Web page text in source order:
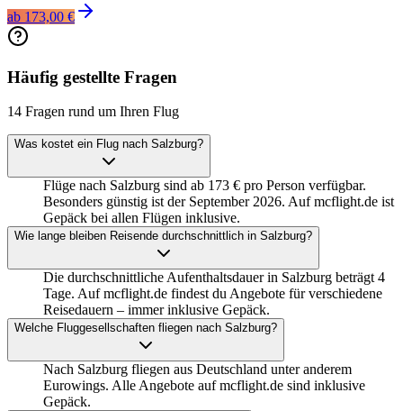
ab 173,00 €
Häufig gestellte Fragen
14 Fragen rund um Ihren Flug
Was kostet ein Flug nach Salzburg?
Flüge nach Salzburg sind ab 173 € pro Person verfügbar.
Besonders günstig ist der September 2026. Auf mcflight.de ist
Gepäck bei allen Flügen inklusive.
Wie lange bleiben Reisende durchschnittlich in Salzburg?
Die durchschnittliche Aufenthaltsdauer in Salzburg beträgt 4
Tage. Auf mcflight.de findest du Angebote für verschiedene
Reisedauern – immer inklusive Gepäck.
Welche Fluggesellschaften fliegen nach Salzburg?
Nach Salzburg fliegen aus Deutschland unter anderem
Eurowings. Alle Angebote auf mcflight.de sind inklusive
Gepäck.